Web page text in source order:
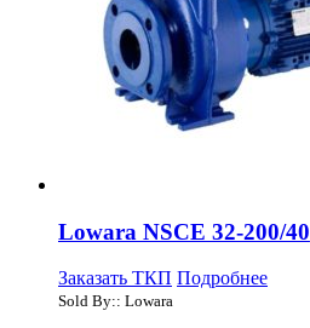
Lowara NSCE 32-200/40
Заказать ТКП Подробнее
Sold By:: Lowara